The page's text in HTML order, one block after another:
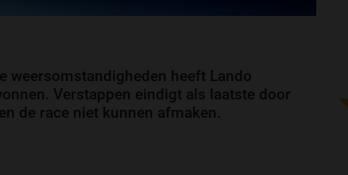
weersomstandigheden heeft Lando
Verstappen eindigt als laatste door
de race niet kunnen afmaken.